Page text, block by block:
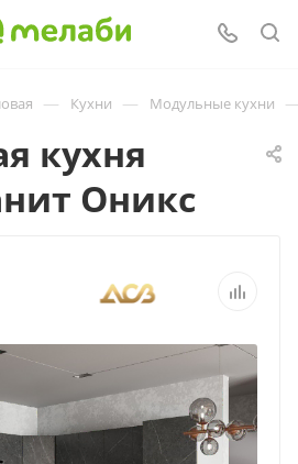
— Кухни — Модульные кухни
кухня
Оникс